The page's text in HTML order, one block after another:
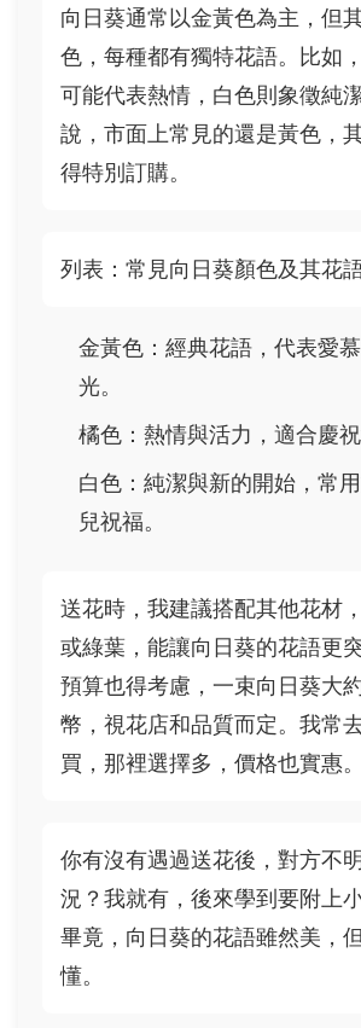
向日葵通常以金黃色為主，但
色，每種都有獨特花語。比如
可能代表熱情，白色則象徵純
說，市面上常見的還是黃色，
得特別訂購。
列表：常見向日葵顏色及其花
金黃色：經典花語，代表愛
光。
橘色：熱情與活力，適合慶祝
白色：純潔與新的開始，常
兒祝福。
送花時，我建議搭配其他花材
或綠葉，能讓向日葵的花語更
預算也得考慮，一束向日葵大
幣，視花店和品質而定。我常
買，那裡選擇多，價格也實惠。
你有沒有遇過送花後，對方不
況？我就有，後來學到要附上
畢竟，向日葵的花語雖然美，
懂。